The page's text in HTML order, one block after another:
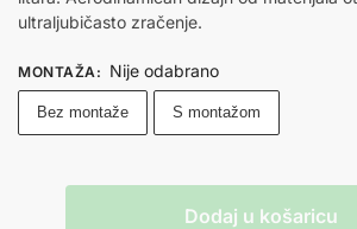
ultraljubičasto zračenje.
MONTAŽA : Nije odabrano
Bez montaže S montažom
Dodaj u košaricu